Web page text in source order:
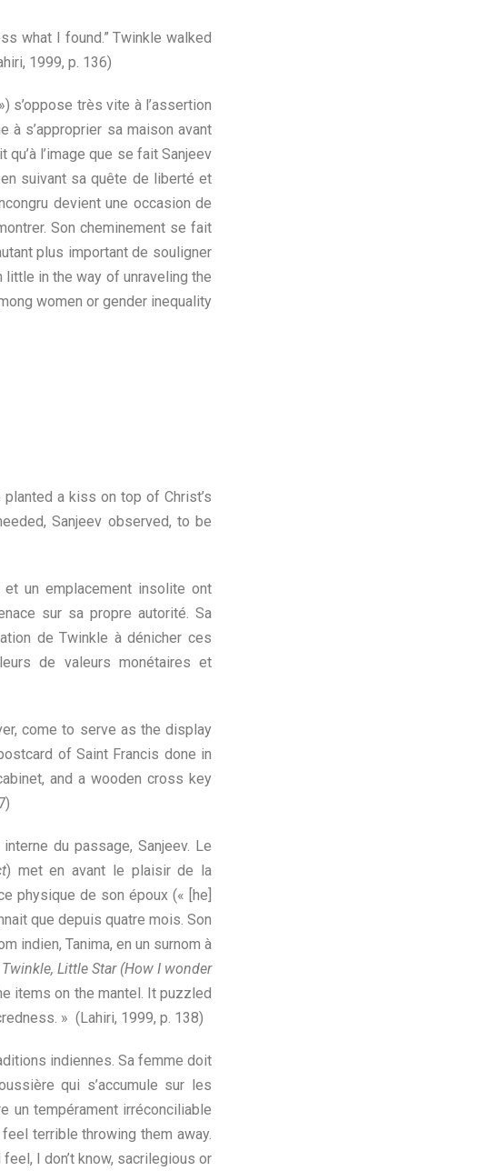
what I found.” Twinkle walked
1999, p. 136)
s’oppose très vite à l’assertion
à s’approprier sa maison avant
l’image que se fait Sanjeev
suivant sa quête de liberté et
devient une occasion de
Son cheminement se fait
plus important de souligner
little in the way of unraveling the
women or gender inequality
planted a kiss on top of Christ’s
Sanjeev observed, to be
un emplacement insolite ont
sur sa propre autorité. Sa
de Twinkle à dénicher ces
de valeurs monétaires et
come to serve as the display
of Saint Francis done in
and a wooden cross key
du passage, Sanjeev. Le
) met en avant le plaisir de la
physique de son époux (« [he]
que depuis quatre mois. Son
indien, Tanima, en un surnom à
Little Star (How I wonder
items on the mantel. It puzzled
» (Lahiri, 1999, p. 138)
indiennes. Sa femme doit
qui s’accumule sur les
un tempérament irréconciliable
terrible throwing them away.
I don’t know, sacrilegious or